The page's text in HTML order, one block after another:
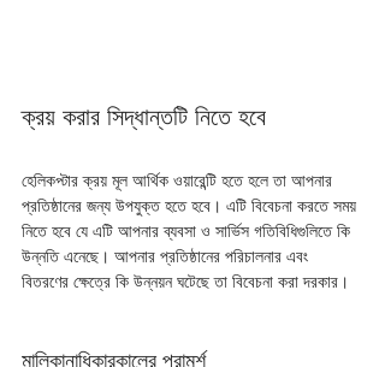
ক্রয় করার সিদ্ধান্তটি নিতে হবে
হেলিকপ্টার ক্রয় মূল আর্থিক ওয়ারেন্টি হতে হলে তা আপনার
প্রতিষ্ঠানের জন্য উপযুক্ত হতে হবে। এটি বিবেচনা করতে সময়
নিতে হবে যে এটি আপনার ব্যবসা ও সার্ভিস গতিবিধিগুলিতে কি
উন্নতি এনেছে। আপনার প্রতিষ্ঠানের পরিচালনার এবং
বিতরণের ক্ষেত্রে কি উন্নয়ন ঘটেছে তা বিবেচনা করা দরকার।
মালিকানাধিকারকালের পরামর্শ